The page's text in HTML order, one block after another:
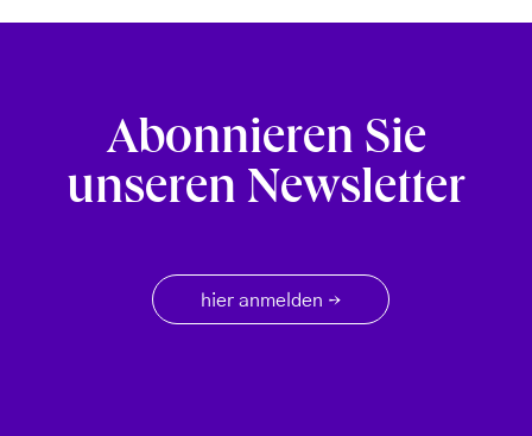
Abonnieren Sie
unseren Newsletter
hier anmelden →